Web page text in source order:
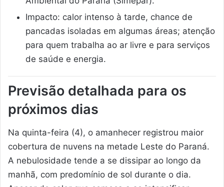
Impacto: calor intenso à tarde, chance de
pancadas isoladas em algumas áreas; atenção
para quem trabalha ao ar livre e para serviços
de saúde e energia.
Previsão detalhada para os
próximos dias
Na quinta-feira (4), o amanhecer registrou maior
cobertura de nuvens na metade Leste do Paraná.
A nebulosidade tende a se dissipar ao longo da
manhã, com predomínio de sol durante o dia.